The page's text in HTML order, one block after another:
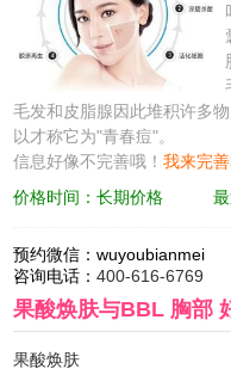
毛发和皮脂腺因此堆积许多
以才称它为"青春痘"。
信息好像不完善哦！我来完
价格时间：长期价格
预约微信：wuyoubianmei
咨询电话：400-616-6769
果酸焕肤与BBL 胸部
果酸焕肤